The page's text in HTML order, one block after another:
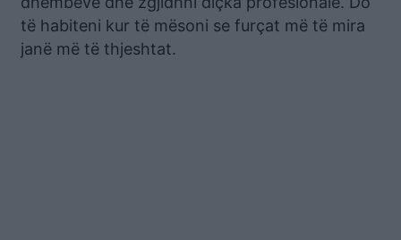
të habiteni kur të mësoni se furçat më të mira
janë më të thjeshtat.